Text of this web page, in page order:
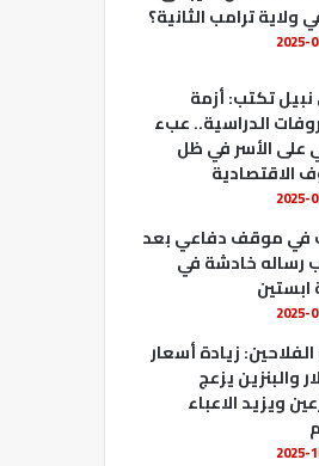
ولاية ترامب الثانية؟
2025-
تكتب: أزمة
الدراسية.. عبء
على الأسر في ظل
الاقتصادية
2025-
في موقف دفاعي بعد
رساله خادشة في
2025-
زيادة أسعار
والبنزين يزعج
ويزيد الاعباء
2025-